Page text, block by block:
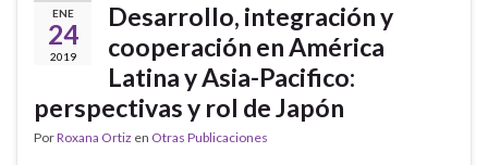
ENE
24
2019
Desarrollo, integración y
cooperación en América
Latina y Asia-Pacifico:
perspectivas y rol de Japón
PorRoxana Ortiz en Otras Publicaciones